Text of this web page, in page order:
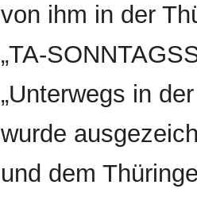
von ihm in der
„TA-
„Unterwegs in
wurde
und dem